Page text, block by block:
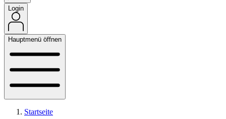
Login
Hauptmenü öffnen
Startseite